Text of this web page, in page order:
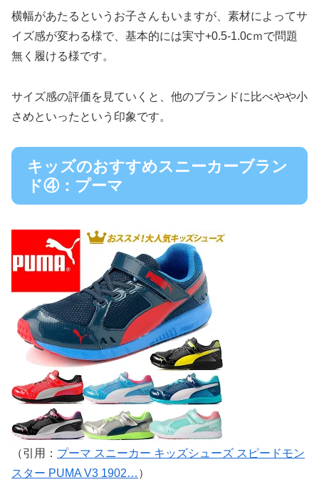
横幅があたるというお子さんもいますが、素材によってサ
イズ感が変わる様で、基本的には実寸+0.5-1.0cｍで問題
無く履ける様です。
サイズ感の評価を見ていくと、他のブランドに比べやや小
さめといったという印象です。
キッズのおすすめスニーカーブラン
ド④：プーマ
（引用： プーマ スニーカー キッズシューズ スピードモン
スター PUMA V3 1902… ）